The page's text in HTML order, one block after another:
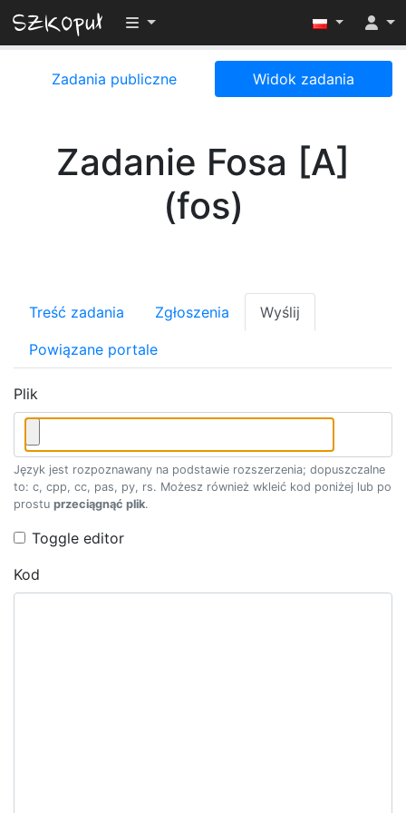
Przełącz widoczność menu
Zadania publiczne Widok zadania
Zadanie Fosa [A]
(fos)
Treść zadania Zgłoszenia Wyślij
Powiązane portale
Plik
Język jest rozpoznawany na podstawie rozszerzenia; dopuszczalne
to: c, cpp, cc, pas, py, rs. Możesz również wkleić kod poniżej lub po
prostu przeciągnąć plik.
Toggle editor
Kod